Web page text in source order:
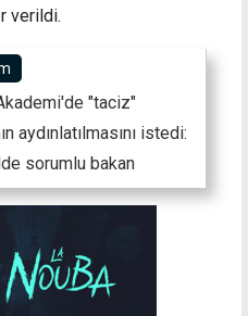
verildi.
"taciz"
aydınlatılmasını istedi:
sorumlu bakan